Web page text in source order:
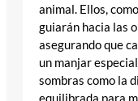
animal. Ellos,
guiarán hacia las
asegurando que
un manjar
sombras como la
equilibrada para